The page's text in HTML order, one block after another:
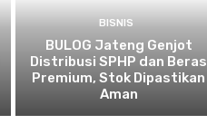
BISNIS
BULOG Jateng Genjot
Distribusi SPHP dan Beras
Premium, Stok Dipastikan
Aman